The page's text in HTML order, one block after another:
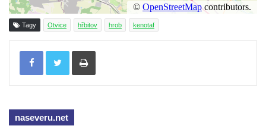
Dolním Podluží
Podluží
Pomník obětem 1. světové války na
židovském hřbitově v Mostě
Račicích
Tagy Otvice hřbitov hrob kenotaf
Tisknout
naseveru.net